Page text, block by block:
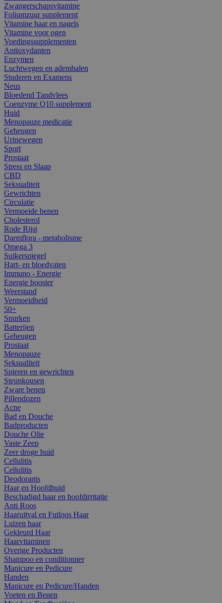
Zwangerschapsvitamine
Foliumzuur supplement
Vitamine haar en nagels
Vitamine voor ogen
Voedingssupplementen
Antioxydanten
Enzymen
Luchtwegen en ademhalen
Studeren en Examens
Neus
Bloedend Tandvlees
Coenzyme Q10 supplement
Huid
Menopauze medicatie
Geheugen
Urinewegen
Sport
Prostaat
Stress en Slaap
CBD
Seksualiteit
Gewrichten
Circulatie
Vermoeide benen
Cholesterol
Rode Rijst
Darmflora - metabolisme
Omega 3
Suikerspiegel
Hart- en bloedvaten
Immuno - Energie
Energie booster
Weerstand
Vermoeidheid
50+
Snurken
Batterijen
Geheugen
Prostaat
Menopauze
Seksualiteit
Spieren en gewrichten
Steunkousen
Zware benen
Pillendozen
Acne
Bad en Douche
Badproducten
Douche Olie
Vaste Zeep
Zeer droge huid
Cellulitis
Cellulitis
Deodorants
Haar en Hoofdhuid
Beschadigd haar en hoofdirritatie
Anti Roos
Haaruitval en Futloos Haar
Luizen haar
Gekleurd Haar
Haarvitaminen
Overige Producten
Shampoo en conditionner
Manicure en Pedicure
Handen
Manicure en Pedicure/Handen
Voeten en Benen